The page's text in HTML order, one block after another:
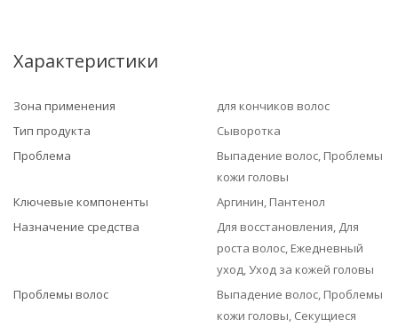
Характеристики
Зона применения
для кончиков волос
Тип продукта
Сыворотка
Проблема
Выпадение волос, Проблемы
кожи головы
Ключевые компоненты
Аргинин, Пантенол
Назначение средства
Для восстановления, Для
роста волос, Ежедневный
уход, Уход за кожей головы
Проблемы волос
Выпадение волос, Проблемы
кожи головы, Секущиеся